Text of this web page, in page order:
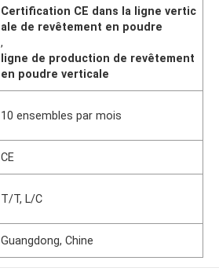
Certification CE dans la ligne vertic
ale de revêtement en poudre
,
ligne de production de revêtement
en poudre verticale
10 ensembles par mois
CE
T/T, L/C
Guangdong, Chine